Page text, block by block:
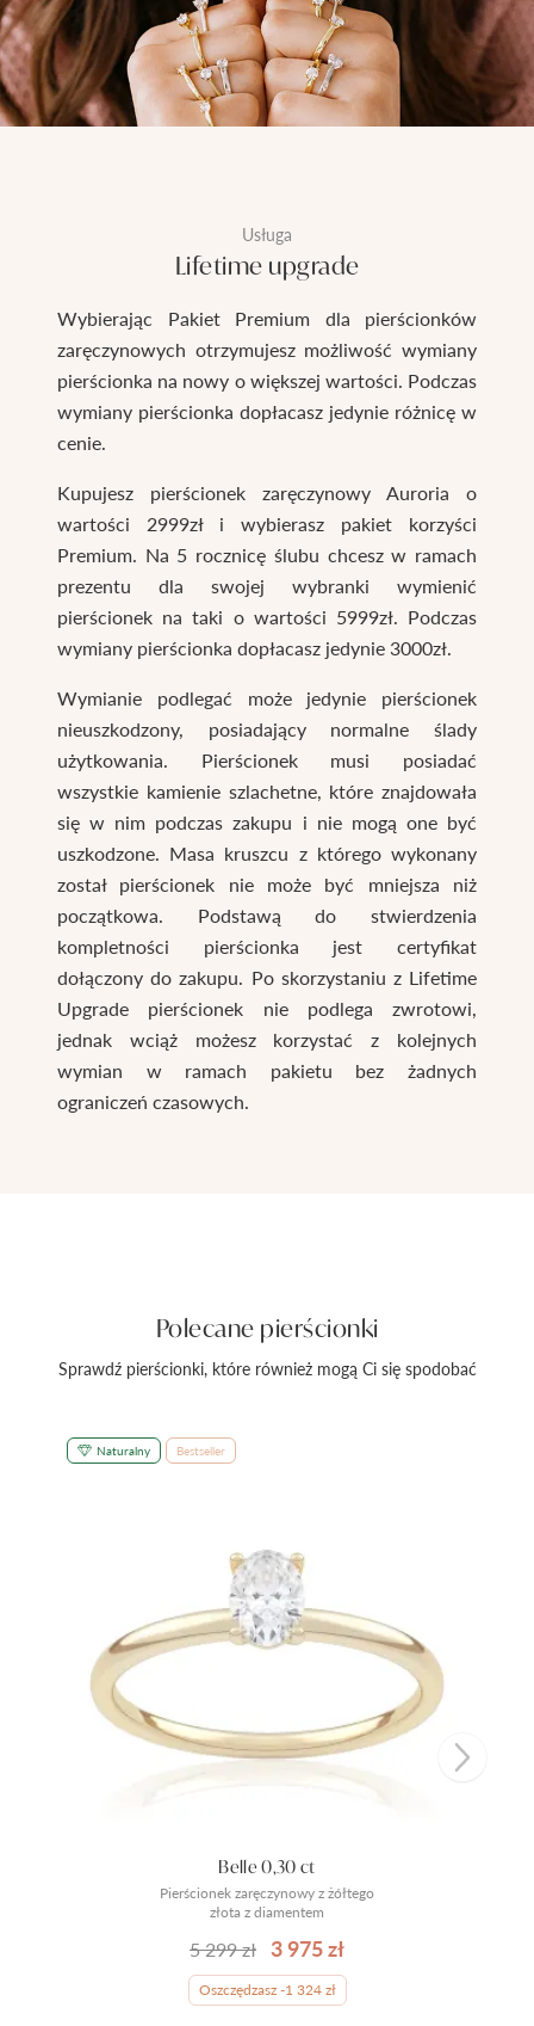
Usługa
Lifetime upgrade
Wybierając Pakiet Premium dla pierścionków
zaręczynowych otrzymujesz możliwość wymiany
pierścionka na nowy o większej wartości. Podczas
wymiany pierścionka dopłacasz jedynie różnicę w
cenie.
Kupujesz pierścionek zaręczynowy Auroria o
wartości 2999zł i wybierasz pakiet korzyści
Premium. Na 5 rocznicę ślubu chcesz w ramach
prezentu dla swojej wybranki wymienić
pierścionek na taki o wartości 5999zł. Podczas
wymiany pierścionka dopłacasz jedynie 3000zł.
Wymianie podlegać może jedynie pierścionek
nieuszkodzony, posiadający normalne ślady
użytkowania. Pierścionek musi posiadać
wszystkie kamienie szlachetne, które znajdowała
się w nim podczas zakupu i nie mogą one być
uszkodzone. Masa kruszcu z którego wykonany
został pierścionek nie może być mniejsza niż
początkowa. Podstawą do stwierdzenia
kompletności pierścionka jest certyfikat
dołączony do zakupu. Po skorzystaniu z Lifetime
Upgrade pierścionek nie podlega zwrotowi,
jednak wciąż możesz korzystać z kolejnych
wymian w ramach pakietu bez żadnych
ograniczeń czasowych.
Polecane pierścionki
Sprawdź pierścionki, które również mogą Ci się spodobać
Naturalny Bestseller
Pierścionek zaręczynowy z żółtego
złota z diamentem
Belle 0,30 ct
5 299 zł 3 975 zł
Oszczędzasz -1 324 zł